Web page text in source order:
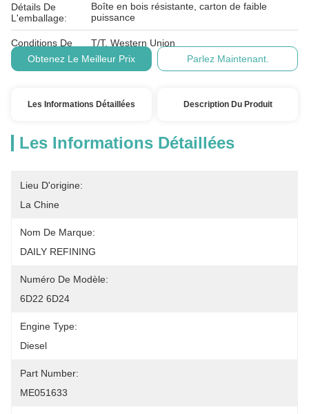
Détails De
L'emballage:
Boîte en bois résistante, carton de faible
puissance
Conditions De
Paiement:
T/T, Western Union
Obtenez Le Meilleur Prix
Parlez Maintenant.
Les Informations Détaillées Description Du Produit
Les Informations Détaillées
Lieu D'origine:
La Chine
Nom De Marque:
DAILY REFINING
Numéro De Modèle:
6D22 6D24
Engine Type:
Diesel
Part Number:
ME051633